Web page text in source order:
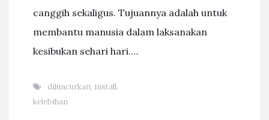
canggih sekaligus. Tujuannya adalah untuk
membantu manusia dalam laksanakan
kesibukan sehari hari.…
diluncurkan, install,
kelebihan